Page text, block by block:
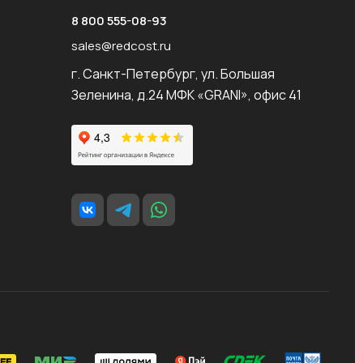
8 800 555-08-93
sales@redcost.ru
г. Санкт-Петербург, ул. Большая
Зеленина, д.24 МФК «GRANI», офис 41